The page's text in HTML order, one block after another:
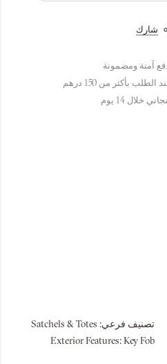
شارك
آمنة ومضمونة
بأكثر من 150 درهم
خلال 14 يوم
تصنيف فرعي: Satchels & Totes
Exterior Features: Key Fob